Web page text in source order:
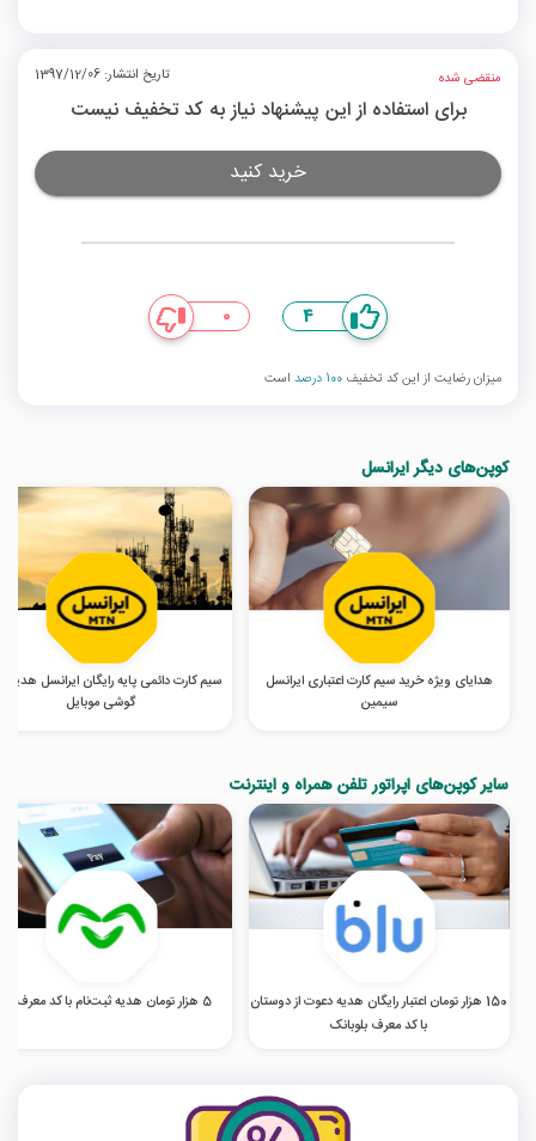
منقضی شده تاریخ انتشار: 1397/12/06
برای استفاده از این پیشنهاد نیاز به کد تخفیف نیست
خرید کنید
4
0
میزان رضایت از این کد تخفیف 100 درصد است
کوپن‌های دیگر ایرانسل
هدایای ویژه خرید سیم کارت اعتباری ایرانسل
سیمین
سیم‌ کارت دائمی پایه رایگان ایرانسل هدیه
گوشی موبایل
سایر کوپن‌های اپراتور تلفن همراه و اینترنت
150 هزار تومان اعتبار رایگان هدیه دعوت از دوستان
با کد معرف بلوبانک
5 هزار تومان هدیه ثبت‌نام با کد معرف اومو